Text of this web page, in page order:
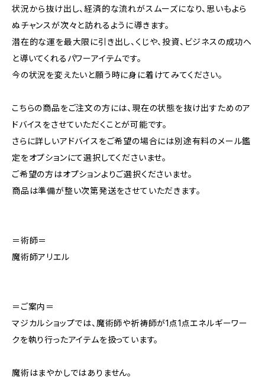
状況から抜け出し、経済的な流れがスムーズになり、思いもよら
ぬチャンスが次々と訪れるように導きます。
潜在的な運を最大限に引き出し、くじや、投資、ビジネスの成功へ
と導いてくれるパワーアイテムです。
今の状況を変えたいと願う時に身に着けてみてください。
こちらの商品をご注文の方には、現在の状態を抜け出すためのア
ドバイスをさせていただくことが可能です。
さらに詳しいアドバイスをご希望の場合には別途有料のメール鑑
定をオプションにて選択してくださいませ。
ご希望の方はオプションよりご選択くださいませ。
商品は準備が整い次第発送をさせていただきます。
＝術師＝
魔術師アリエル
＝ご案内＝
マジカルショップでは、魔術師や祈祷師が1点1点エネルギーワー
クを執り行ったアイテムを扱っています。
魔術はまやかしではありません。